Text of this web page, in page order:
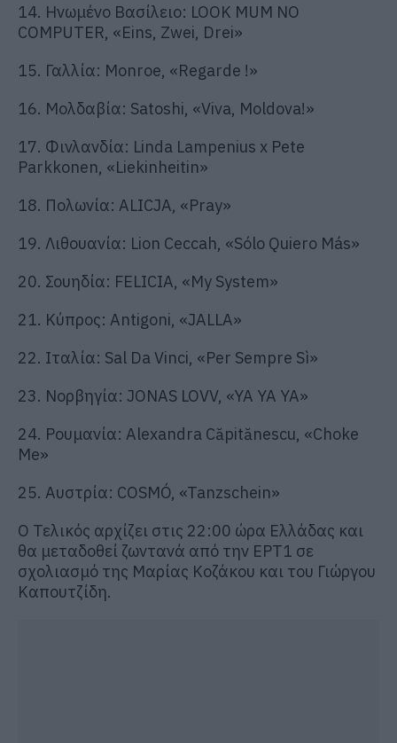
14. Ηνωμένο Βασίλειο: LOOK MUM NO
COMPUTER, «Eins, Zwei, Drei»
15. Γαλλία: Monroe, «Regarde !»
16. Μολδαβία: Satoshi, «Viva, Moldova!»
17. Φινλανδία: Linda Lampenius x Pete
Parkkonen, «Liekinheitin»
18. Πολωνία: ALICJA, «Pray»
19. Λιθουανία: Lion Ceccah, «Sólo Quiero Más»
20. Σουηδία: FELICIA, «My System»
21. Κύπρος: Antigoni, «JALLA»
22. Ιταλία: Sal Da Vinci, «Per Sempre Sì»
23. Νορβηγία: JONAS LOVV, «YA YA YA»
24. Ρουμανία: Alexandra Căpitănescu, «Choke
Me»
25. Αυστρία: COSMÓ, «Tanzschein»
Ο Τελικός αρχίζει στις 22:00 ώρα Ελλάδας και
θα μεταδοθεί ζωντανά από την ΕΡΤ1 σε
σχολιασμό της Μαρίας Κοζάκου και του Γιώργου
Καπουτζίδη.